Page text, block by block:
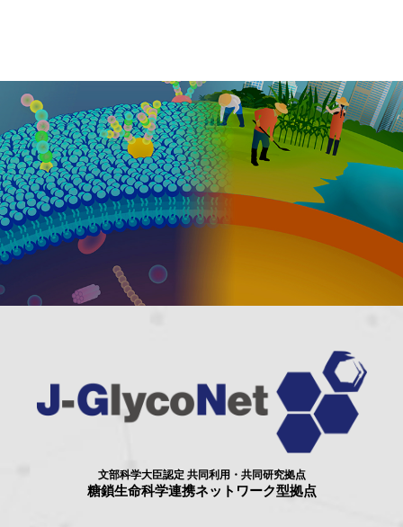
文部科学大臣認定 共同利用・共同研究拠点
糖鎖生命科学連携ネットワーク型拠点